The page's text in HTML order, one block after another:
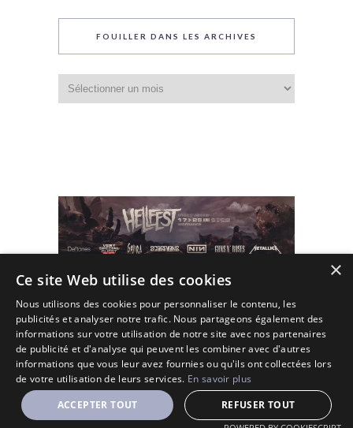
FOUILLER DANS LES ARCHIVES
dans
les
(C) 2010 - 2026 - All Rights Reserved.
Designé et Customisé par Seraf' sur une base de Solopine
×
Ce site Web utilise des cookies
Nous utilisons des cookies pour personnaliser le contenu, les
publicités et analyser notre trafic. Nous partageons également des
informations sur votre utilisation de notre site avec nos partenaires
de publicité et d'analyse qui peuvent les combiner avec d'autres
informations que vous leur avez fournies ou qu'ils ont collectées lors
de votre utilisation de leurs services. En savoir plus
ACCEPTER TOUT
REFUSER TOUT